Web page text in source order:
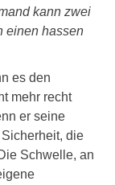
kann zwei
einen hassen
es den
mehr recht
er seine
die
Schwelle, an